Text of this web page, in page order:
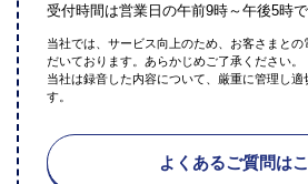
受付時間は営業日の午前9時～午後5時
当社では、サービス向上のため、お客さまと
だいております。あらかじめご了承ください。
当社は録音した内容について、厳重に管理し適
す。
よくあるご質問は